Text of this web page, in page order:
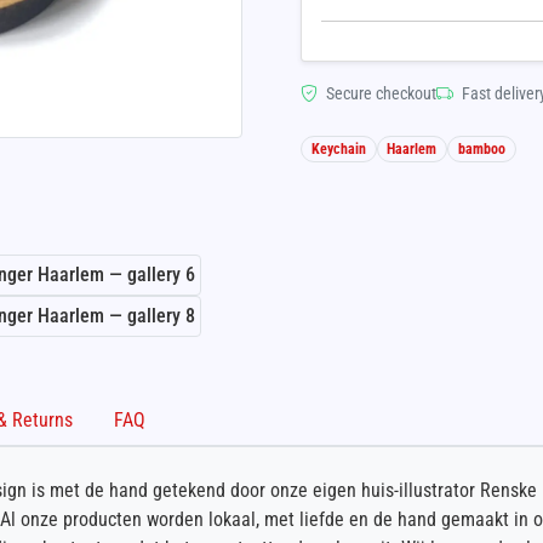
Secure checkout Fast
Keychain Haarlem bamboo
Shipping & Returns FAQ
is met de hand getekend door onze eigen huis-illustrator
onze producten worden lokaal, met liefde en de hand gemaakt in